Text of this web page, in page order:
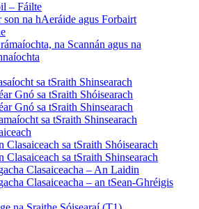
– Fáilte
son na hAeráide agus Forbairt
na Scannán agus na
sa tSraith Shinsearach
Gnó sa tSraith Shóisearach
Gnó sa tSraith Shinsearach
sa tSraith Shinsearach
Clasaiceach sa tSraith Shóisearach
Clasaiceach sa tSraith Shinsearach
Clasaiceacha – An Laidin
Clasaiceacha – an tSean-Ghréigis